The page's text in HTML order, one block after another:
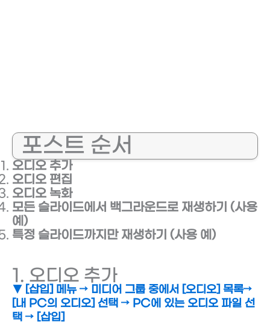
포스트 순서
오디오 추가
오디오 편집
오디오 녹화
모든 슬라이드에서 백그라운드로 재생하기 (사용
예)
특정 슬라이드까지만 재생하기 (사용 예)
1. 오디오 추가
▼ [삽입] 메뉴 → 미디어 그룹 중에서 [오디오] 목록→
[내 PC의 오디오] 선택 → PC에 있는 오디오 파일 선
택 → [삽입]